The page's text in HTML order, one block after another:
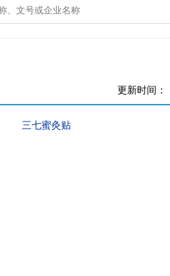
更新时间：